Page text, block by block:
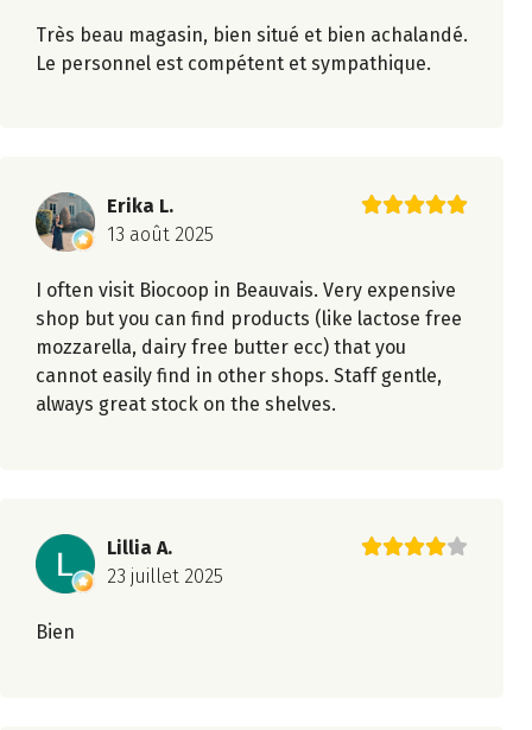
Très beau magasin, bien situé et bien achalandé.
Le personnel est compétent et sympathique.
Erika L.
13 août 2025
I often visit Biocoop in Beauvais. Very expensive
shop but you can find products (like lactose free
mozzarella, dairy free butter ecc) that you
cannot easily find in other shops. Staff gentle,
always great stock on the shelves.
Lillia A.
23 juillet 2025
Bien